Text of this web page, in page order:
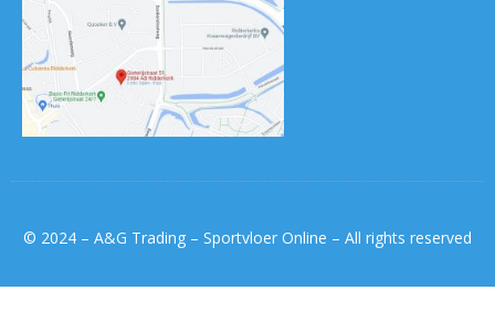
© 2024 – A&G Trading – Sportvloer Online – All rights reserved